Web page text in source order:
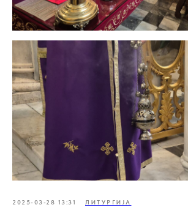
2025-03-28 13:31 ЛИТУРГИЈА